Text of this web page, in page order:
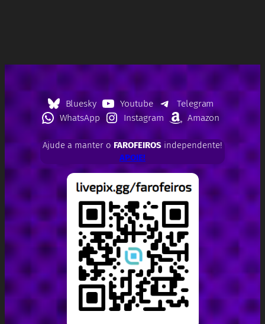
Bluesky Youtube
Telegram
WhatsApp
Instagram Amazon
Ajude a manter o FAROFEIROSindependente!
APOIE!